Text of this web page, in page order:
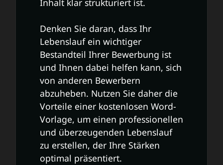
Denken Sie daran, dass Ihr
Lebenslauf ein wichtiger
Bestandteil Ihrer Bewerbung ist
und Ihnen dabei helfen kann, sich
von anderen Bewerbern
abzuheben. Nutzen Sie daher die
Vorteile einer kostenlosen Word-
Vorlage, um einen professionellen
und überzeugenden Lebenslauf
zu erstellen, der Ihre Stärken
optimal präsentiert.